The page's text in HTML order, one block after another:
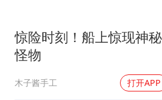
郑丽文：
惊险时刻！船上惊现神秘
怪物
木子酱手工 打开APP